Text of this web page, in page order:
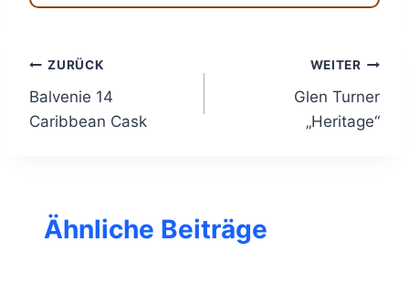
Beitragsnavigation
ZURÜCK
Balvenie 14
Caribbean Cask
WEITER
Glen Turner
„Heritage“
Ähnliche Beiträge